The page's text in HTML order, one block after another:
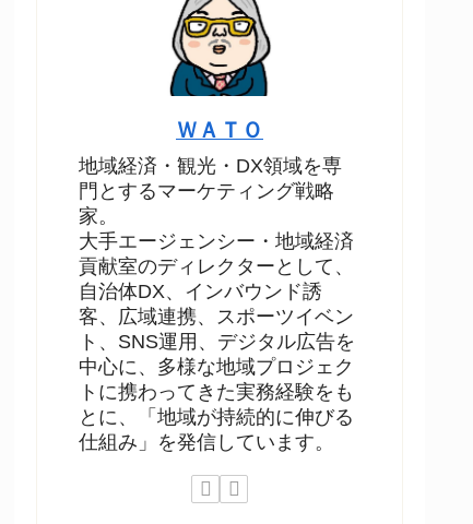
ＷＡＴＯ
地域経済・観光・DX領域を専
門とするマーケティング戦略
家。
大手エージェンシー・地域経済
貢献室のディレクターとして、
自治体DX、インバウンド誘
客、広域連携、スポーツイベン
ト、SNS運用、デジタル広告を
中心に、多様な地域プロジェク
トに携わってきた実務経験をも
とに、「地域が持続的に伸びる
仕組み」を発信しています。